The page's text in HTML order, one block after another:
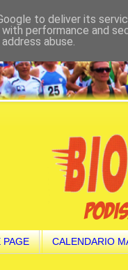
PAGE CALENDARIO
to deliver its
with performance and
abuse.